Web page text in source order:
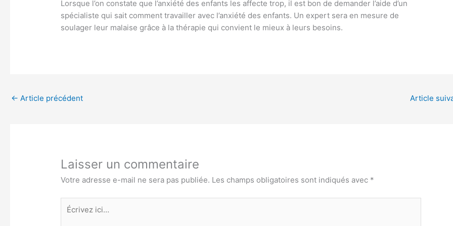
Lorsque l’on constate que l’anxiété des enfants les affecte trop, il est bon de demander l’aide d’un
spécialiste qui sait comment travailler avec l’anxiété des enfants. Un expert sera en mesure de
soulager leur malaise grâce à la thérapie qui convient le mieux à leurs besoins.
← Article précédent Article
Laisser un commentaire
Votre adresse e-mail ne sera pas publiée. Les champs obligatoires sont indiqués avec *
Écrivez
ici…